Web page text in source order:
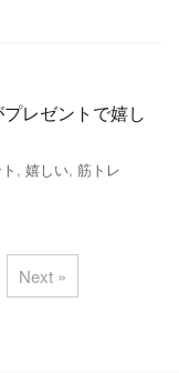
レゼントで嬉し
, 嬉しい, 筋トレ
Next »